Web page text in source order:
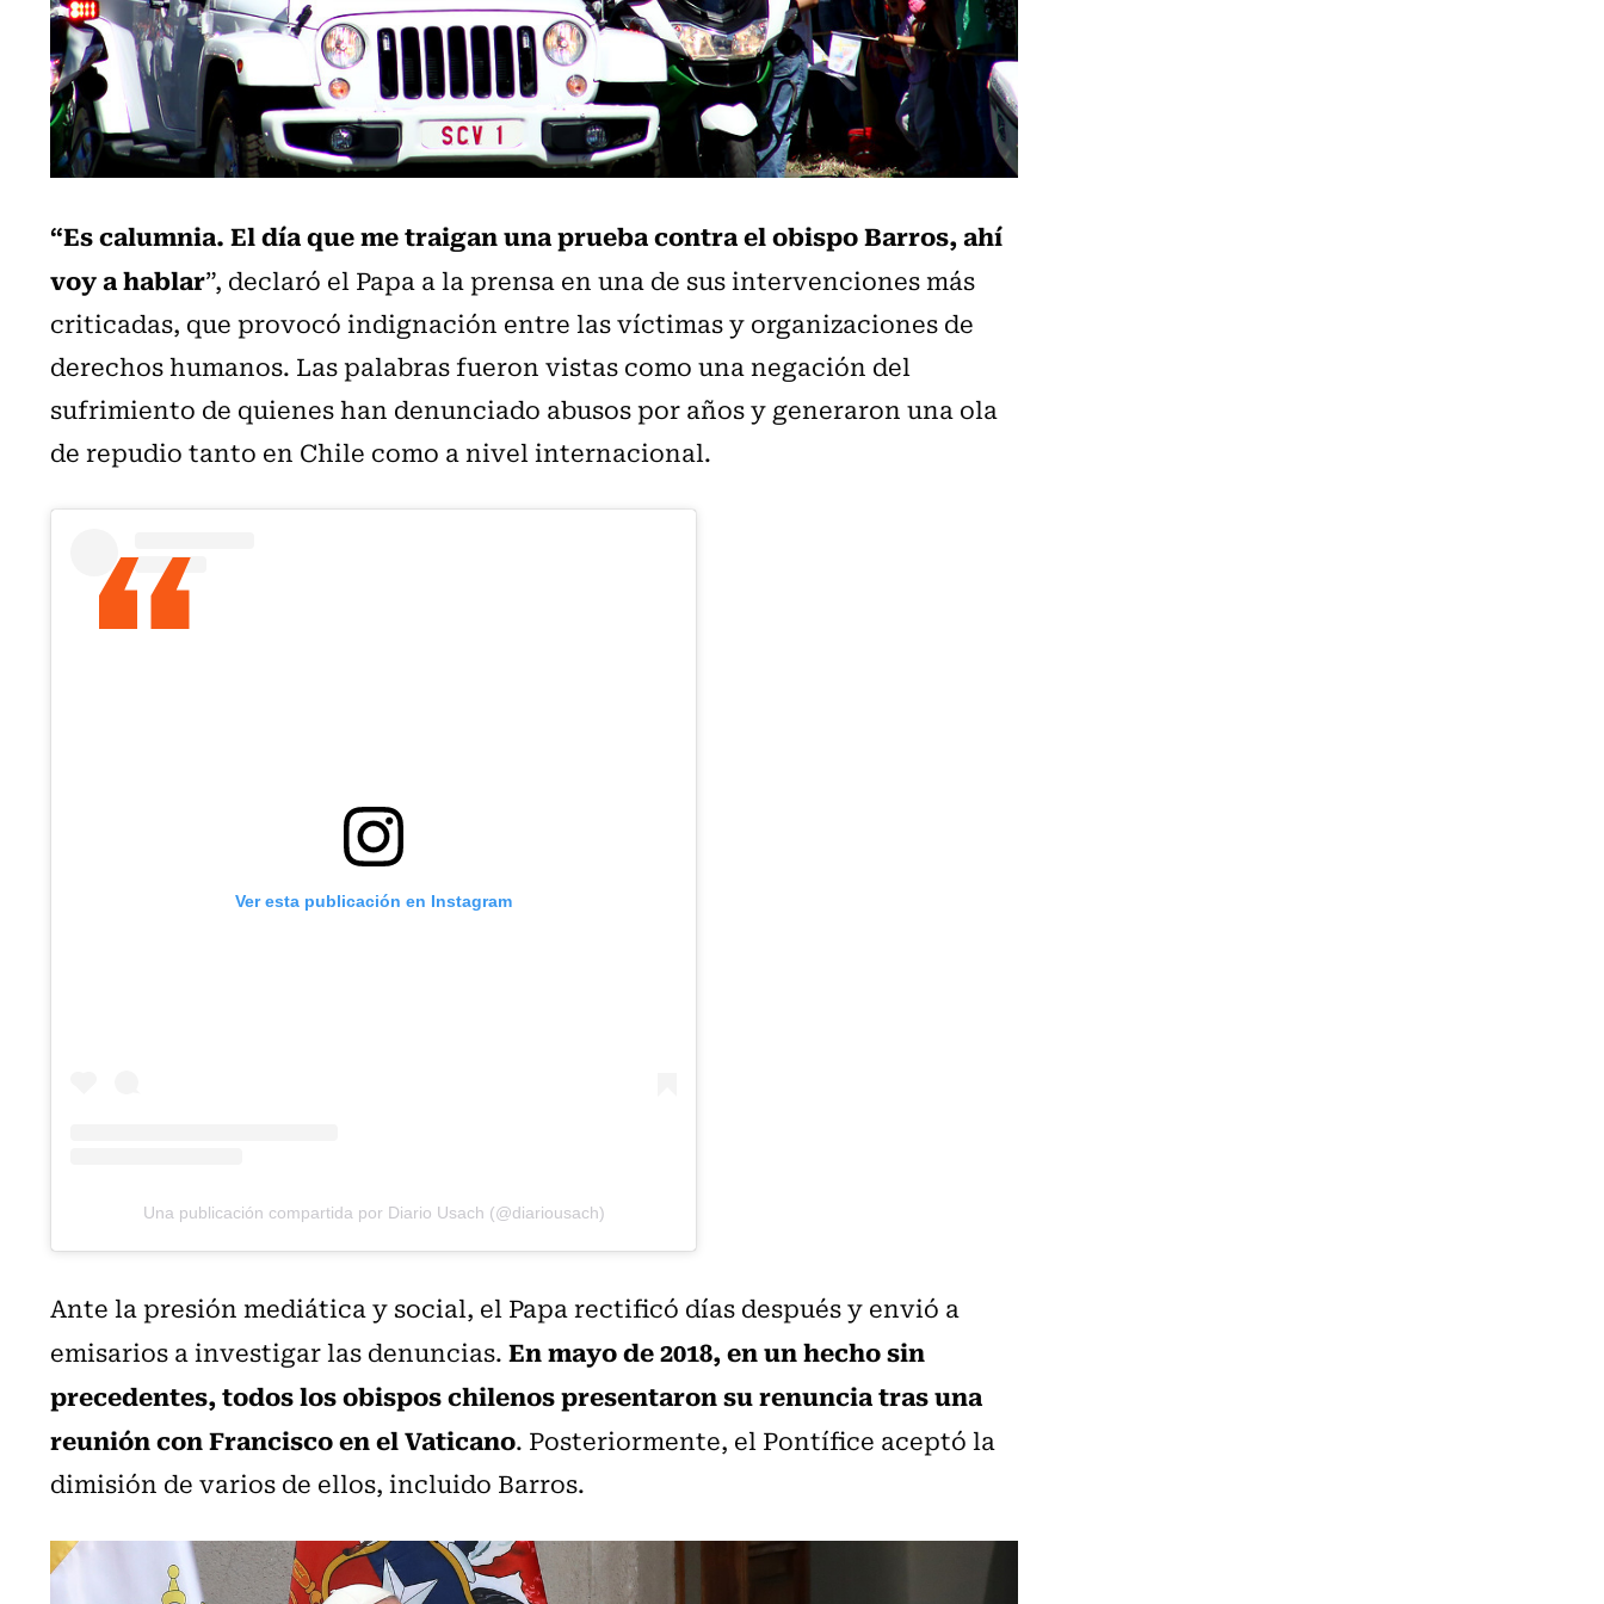
“Es calumnia. El día que me traigan una prueba contra el obispo Barros, ahí
voy a hablar”, declaró el Papa a la prensa en una de sus intervenciones más
criticadas, que provocó indignación entre las víctimas y organizaciones de
derechos humanos. Las palabras fueron vistas como una negación del
sufrimiento de quienes han denunciado abusos por años y generaron una ola
de repudio tanto en Chile como a nivel internacional.
Ver esta publicación en Instagram
Una publicación compartida por Diario Usach (@diariousach)
Ante la presión mediática y social, el Papa rectificó días después y envió a
emisarios a investigar las denuncias.En mayo de 2018, en un hecho sin
precedentes, todos los obispos chilenos presentaron su renuncia tras una
reunión con Francisco en el Vaticano. Posteriormente, el Pontífice aceptó la
dimisión de varios de ellos, incluido Barros.